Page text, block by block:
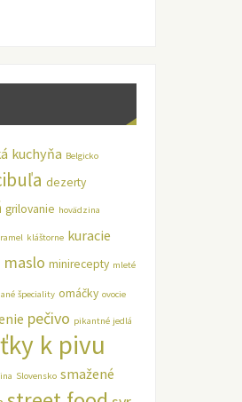
kuchyňa Belgicko
dezerty
grilovanie hovädzina
kláštorne kuracie
maslo minirecepty mleté
špeciality omáčky ovocie
pečivo pikantné jedlá
k pivu
Slovensko smažené